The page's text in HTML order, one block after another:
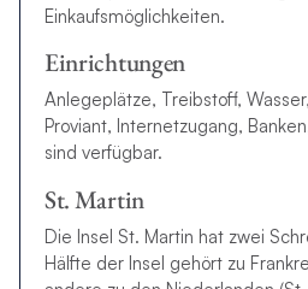
Einkaufsmöglichkeiten.
Einrichtungen
Anlegeplätze, Treibstoff,
Proviant, Internetzugang,
sind verfügbar.
St. Martin
Die Insel St. Martin hat zwei
Hälfte der Insel gehört zu